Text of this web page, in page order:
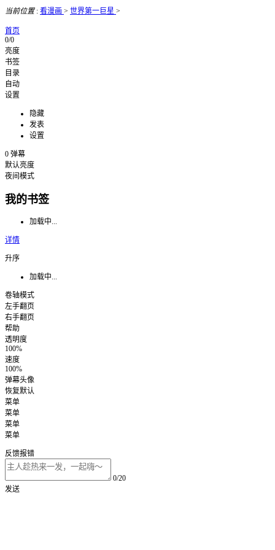
当前位置: 看漫画 > 世界第一巨星 >
首页
0/0
亮度
书签
目录
自动
设置
隐藏
发表
设置
0 弹幕
默认亮度
夜间模式
我的书签
加载中...
详情
升序
加载中...
卷轴模式
左手翻页
右手翻页
帮助
透明度
100%
速度
100%
弹幕头像
恢复默认
菜单
菜单
菜单
菜单
反馈报错
0/20
发送